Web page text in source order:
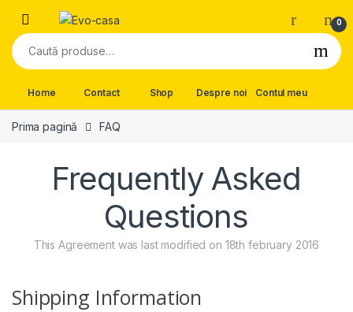
Skip to navigation
Skip to content
0
Caută după:
Home Contact Shop Despre noi Contul meu
Prima pagină FAQ
Frequently Asked
Questions
This Agreement was last modified on 18th february 2016
Shipping Information